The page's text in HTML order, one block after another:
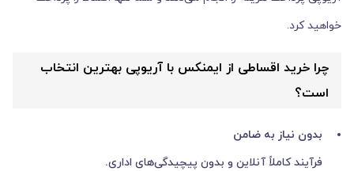
خواهید کرد.
چرا خرید اقساطی از ایمنکس با آریوپی بهترین انتخاب
است؟
بدون نیاز به ضامن
فرآیند کاملاً آنلاین و بدون پیچیدگی‌های اداری.